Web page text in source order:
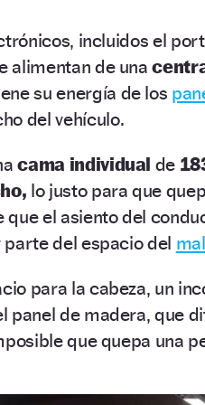
incluidos el
alimentan de una
su energía de los
del vehículo.
cama individual de
lo justo para que
el asiento del
del espacio del
para la cabeza, un
panel de madera, que
que quepa una